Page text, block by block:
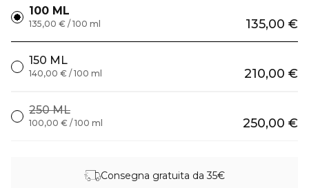
100 ML
135,00 €
135,00 € / 100 ml
150 ML
210,00 €
140,00 € / 100 ml
250 ML
250,00 €
100,00 € / 100 ml
Consegna gratuita da 35€